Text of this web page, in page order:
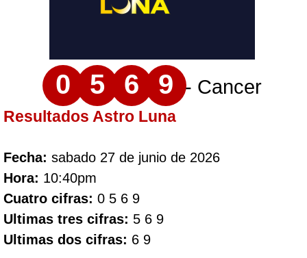
0 5 6 9 - Cancer
Resultados Astro Luna
Fecha: sabado 27 de junio de 2026
Hora: 10:40pm
Cuatro cifras: 0 5 6 9
Ultimas tres cifras: 5 6 9
Ultimas dos cifras: 6 9